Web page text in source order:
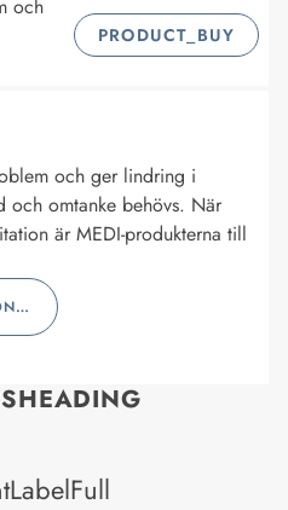
och
PRODUCT_BUY
och ger lindring i
och omtanke behövs. När
är MEDI-produkterna till
PRODUCT_SERIESBUTTONLABEL